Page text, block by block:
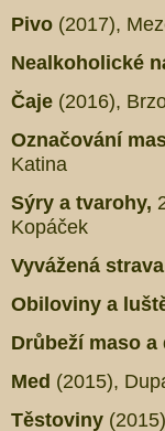
Pivo (2017),
Nealkoholické
Čaje(2016),
Označování
Katina
Sýry a tvarohy,
Kopáček
Vyvážená
Obiloviny a
Drůbeží maso
Med (2015),
Těstoviny